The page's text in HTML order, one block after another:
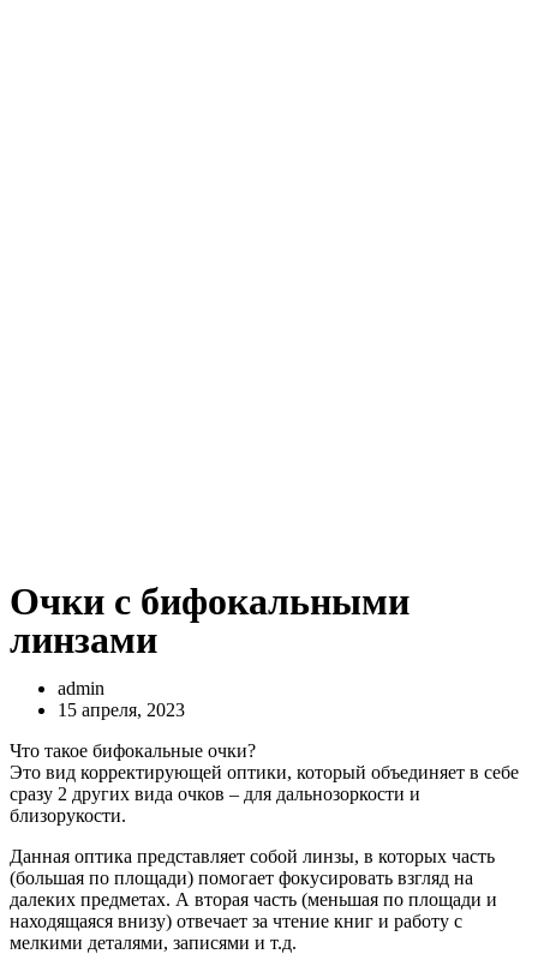
Очки с бифокальными
линзами
admin
15 апреля, 2023
Что такое бифокальные очки?
Это вид корректирующей оптики, который объединяет в себе
сразу 2 других вида очков – для дальнозоркости и
близорукости.
Данная оптика представляет собой линзы, в которых часть
(большая по площади) помогает фокусировать взгляд на
далеких предметах. А вторая часть (меньшая по площади и
находящаяся внизу) отвечает за чтение книг и работу с
мелкими деталями, записями и т.д.